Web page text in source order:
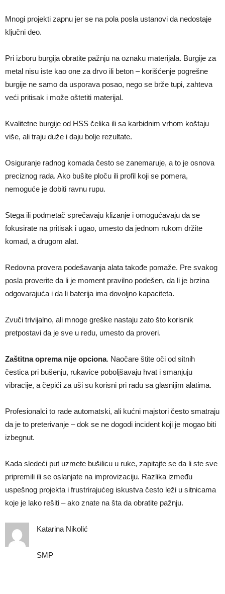
Mnogi projekti zapnu jer se na pola posla ustanovi da nedostaje
ključni deo.
Pri izboru burgija obratite pažnju na oznaku materijala. Burgije za
metal nisu iste kao one za drvo ili beton – korišćenje pogrešne
burgije ne samo da usporava posao, nego se brže tupi, zahteva
veći pritisak i može oštetiti materijal.
Kvalitetne burgije od HSS čelika ili sa karbidnim vrhom koštaju
više, ali traju duže i daju bolje rezultate.
Osiguranje radnog komada često se zanemaruje, a to je osnova
preciznog rada. Ako bušite ploču ili profil koji se pomera,
nemoguće je dobiti ravnu rupu.
Stega ili podmetač sprečavaju klizanje i omogućavaju da se
fokusirate na pritisak i ugao, umesto da jednom rukom držite
komad, a drugom alat.
Redovna provera podešavanja alata takođe pomaže. Pre svakog
posla proverite da li je moment pravilno podešen, da li je brzina
odgovarajuća i da li baterija ima dovoljno kapaciteta.
Zvuči trivijalno, ali mnoge greške nastaju zato što korisnik
pretpostavi da je sve u redu, umesto da proveri.
Zaštitna oprema nije opciona. Naočare štite oči od sitnih
čestica pri bušenju, rukavice poboljšavaju hvat i smanjuju
vibracije, a čepići za uši su korisni pri radu sa glasnijim alatima.
Profesionalci to rade automatski, ali kućni majstori često smatraju
da je to preterivanje – dok se ne dogodi incident koji je mogao biti
izbegnut.
Kada sledeći put uzmete bušilicu u ruke, zapitajte se da li ste sve
pripremili ili se oslanjate na improvizaciju. Razlika između
uspešnog projekta i frustrirajućeg iskustva često leži u sitnicama
koje je lako rešiti – ako znate na šta da obratite pažnju.
Katarina Nikolić
SMP